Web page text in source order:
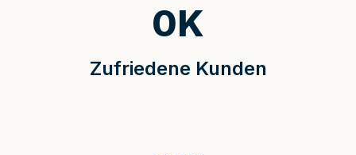
Zufriedene Kunden
0K